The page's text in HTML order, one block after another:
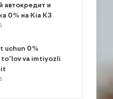
автокредит и
0% на Kia K3
uchun 0%
va imtiyozli